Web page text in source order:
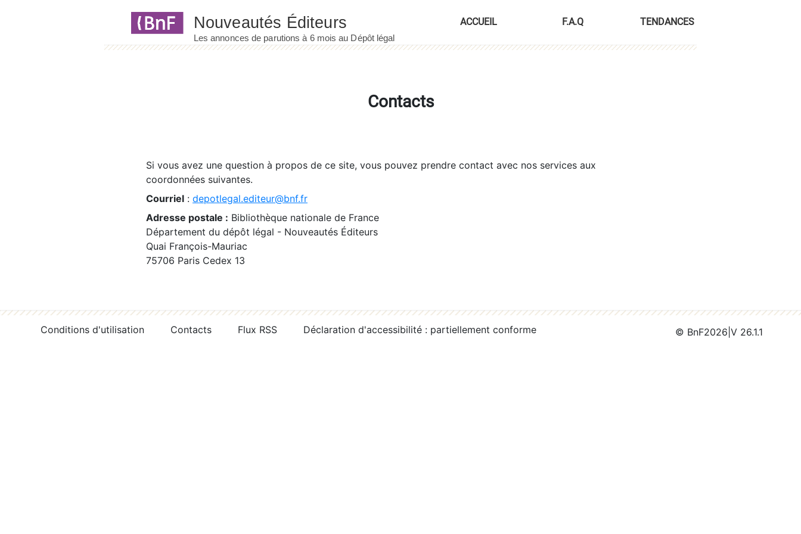
ACCUEIL F.A.Q TENDANCES
Contacts
Si vous avez une question à propos de ce site, vous pouvez prendre contact avec nos services aux
coordonnées suivantes.
Courriel : depotlegal.editeur@bnf.fr
Adresse postale : Bibliothèque nationale de France
Département du dépôt légal - Nouveautés Éditeurs
Quai François-Mauriac
75706 Paris Cedex 13
Conditions d'utilisation Contacts Flux RSS Déclaration d'accessibilité : partiellement conforme © BnF2026 V 26.1.1